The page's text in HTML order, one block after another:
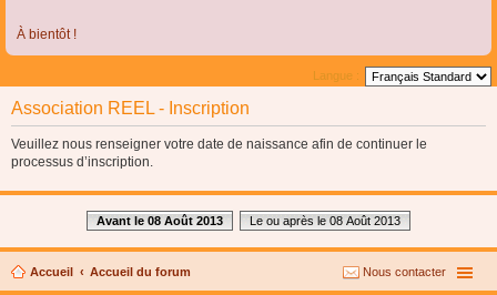
À bientôt !
Langue :
Association REEL - Inscription
Veuillez nous renseigner votre date de naissance afin de continuer le
processus d’inscription.
Avant le 08 Août 2013 Le ou après le 08 Août 2013
Accueil Accueil du forum Nous contacter